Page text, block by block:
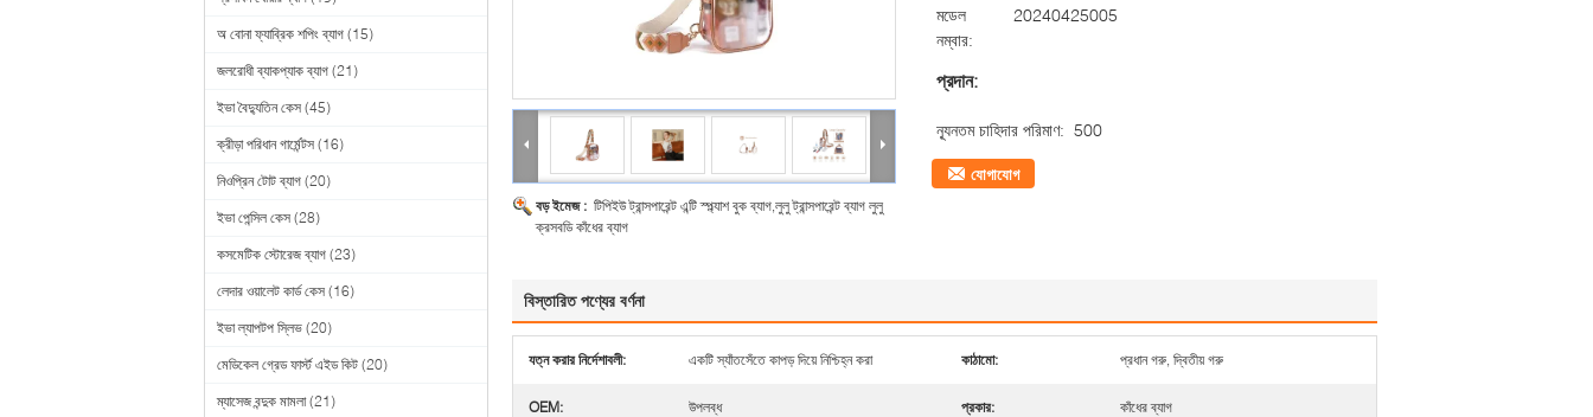
অ বোনা ফ্যাব্রিক শপিং ব্যাগ (15)
জলরোধী ব্যাকপ্যাক ব্যাগ (21)
ইভা বৈদ্যুতিন কেস (45)
ক্রীড়া পরিধান গার্মেন্টস (16)
নিওপ্রিন টোট ব্যাগ (20)
ইভা পেন্সিল কেস (28)
কসমেটিক স্টোরেজ ব্যাগ (23)
লেদার ওয়ালেট কার্ড কেস (16)
ইভা ল্যাপটপ স্লিভ (20)
মেডিকেল গ্রেড ফার্স্ট এইড কিট (20)
ম্যাসেজ বন্দুক মামলা (21)
বড় ইমেজ : টিপিইউ ট্রান্সপারেন্ট এন্টি স্প্ল্যাশ বুক ব্যাগ,লুলু ট্রান্সপারেন্ট ব্যাগ লুলু
ক্রসবডি কাঁধের ব্যাগ
মডেল
নম্বার:
20240425005
প্রদান:
ন্যূনতম চাহিদার পরিমাণ: 500
যোগাযোগ
বিস্তারিত পণ্যের বর্ণনা
যত্ন করার নির্দেশাবলী: একটি স্যাঁতসেঁতে কাপড় দিয়ে নিশ্চিহ্ন করা কাঠামো: প্রধান গরু, দ্বিতীয় গরু
OEM: উপলব্ধ প্রকার: কাঁধের ব্যাগ